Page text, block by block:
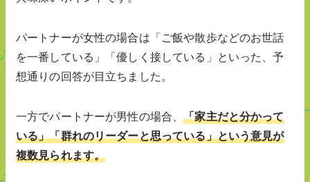
パートナーが女性の場合は「ご飯や散歩などのお世話
を一番している」「優しく接している」といった、予
想通りの回答が目立ちました。
一方でパートナーが男性の場合、「家主だと分かって
いる」「群れのリーダーと思っている」という意見が
複数見られます。